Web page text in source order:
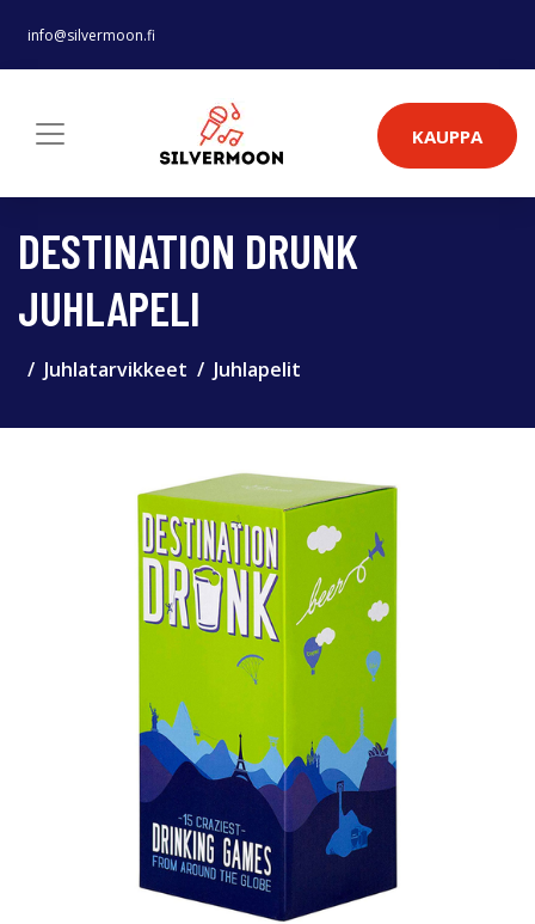
info@silvermoon.fi
KAUPPA
DESTINATION DRUNK
JUHLAPELI
Juhlatarvikkeet Juhlapelit